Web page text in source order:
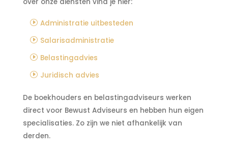
Administratie uitbesteden
Salarisadministratie
Belastingadvies
Juridisch advies
De boekhouders en belastingadviseurs werken
direct voor Bewust Adviseurs en hebben hun eigen
specialisaties. Zo zijn we niet afhankelijk van
derden.